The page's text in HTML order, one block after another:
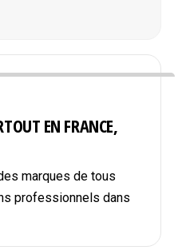
EN FRANCE,
marques de tous
professionnels dans